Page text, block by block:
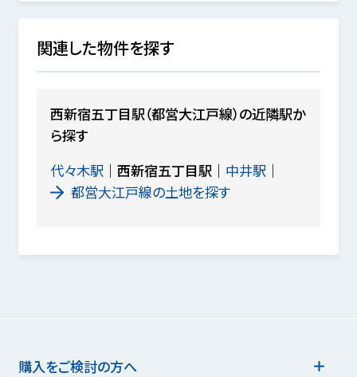
関連した物件を探す
西新宿五丁目駅（都営大江戸線）の近隣駅か
ら探す
代々木駅
西新宿五丁目駅
中井駅
都営大江戸線の土地を探す
購入をご検討の方へ